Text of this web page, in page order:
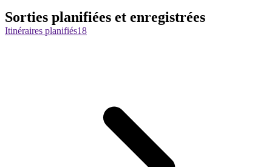
Sorties planifiées et enregistrées
Itinéraires planifiés18